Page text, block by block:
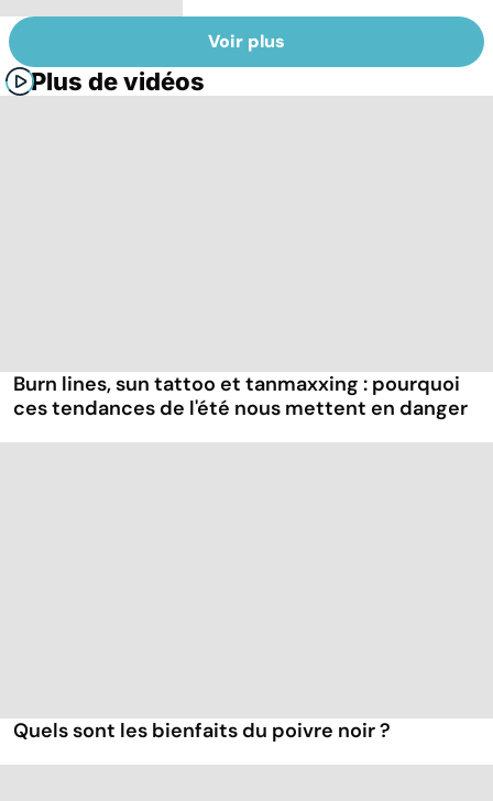
Voir plus
Plus de vidéos
Burn lines, sun tattoo et tanmaxxing : pourquoi
ces tendances de l'été nous mettent en danger
Quels sont les bienfaits du poivre noir ?